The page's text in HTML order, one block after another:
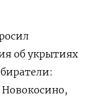
об укрытиях